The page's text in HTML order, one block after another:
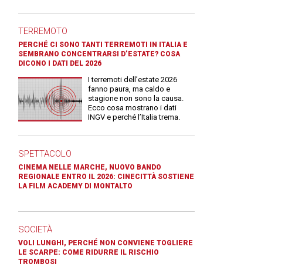
TERREMOTO
PERCHÉ CI SONO TANTI TERREMOTI IN ITALIA E
SEMBRANO CONCENTRARSI D’ESTATE? COSA
DICONO I DATI DEL 2026
I terremoti dell’estate 2026
fanno paura, ma caldo e
stagione non sono la causa.
Ecco cosa mostrano i dati
INGV e perché l’Italia trema.
SPETTACOLO
CINEMA NELLE MARCHE, NUOVO BANDO
REGIONALE ENTRO IL 2026: CINECITTÀ SOSTIENE
LA FILM ACADEMY DI MONTALTO
SOCIETÀ
VOLI LUNGHI, PERCHÉ NON CONVIENE TOGLIERE
LE SCARPE: COME RIDURRE IL RISCHIO
TROMBOSI